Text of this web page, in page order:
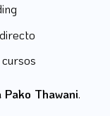
Thawani.